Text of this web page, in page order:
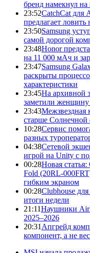
бренд намекнул
23:52CatchCat для
предлагает
23:50Samsung
самой дорогой
23:48Honor
на 11 000 мАч и
23:47Samsung
раскрыты
характеристики
23:45На архивной
заметили
23:43Межзвездная
старше
10:28Сервис
разных
04:38Сетевой
игрой на Unity с
00:28Новая
Fold (20RL-
гибким экраном
00:28Clubhouse
итоги недели
21:11Наушники
2025–2026
20:31 Апгрейд
компонент, а не